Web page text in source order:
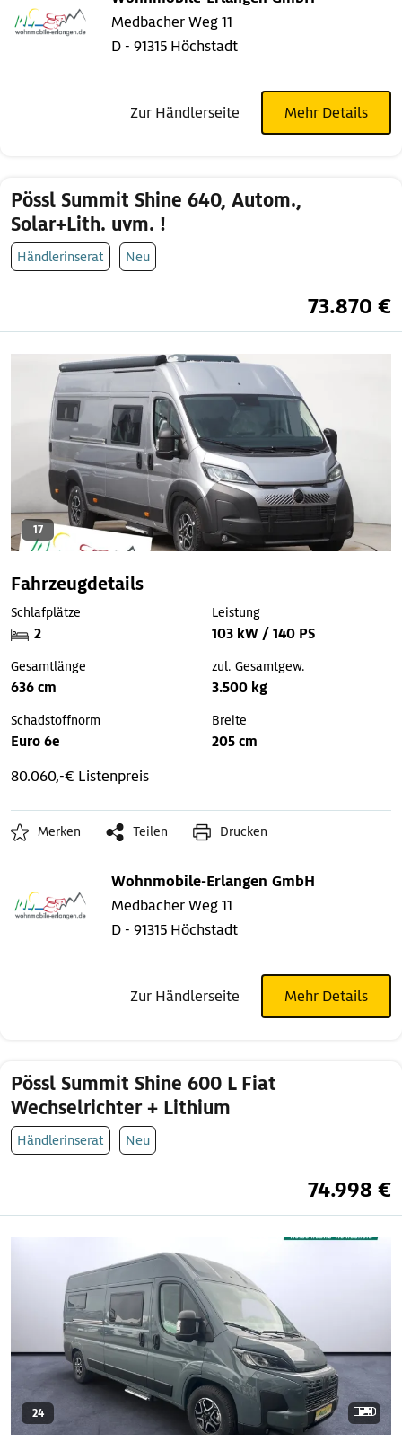
Medbacher Weg 11
D - 91315 Höchstadt
Zur Händlerseite Mehr Details
Pössl Summit Shine 640, Autom.,
Solar+Lith. uvm. !
Händlerinserat Neu
73.870 €
17
Fahrzeugdetails
Schlafplätze
2
Leistung
103 kW / 140 PS
Gesamtlänge
636 cm
zul. Gesamtgew.
3.500 kg
Schadstoffnorm
Euro 6e
Breite
205 cm
80.060,-€ Listenpreis
Merken Teilen Drucken
Wohnmobile-Erlangen GmbH
Medbacher Weg 11
D - 91315 Höchstadt
Zur Händlerseite Mehr Details
Pössl Summit Shine 600 L Fiat
Wechselrichter + Lithium
Händlerinserat Neu
74.998 €
24